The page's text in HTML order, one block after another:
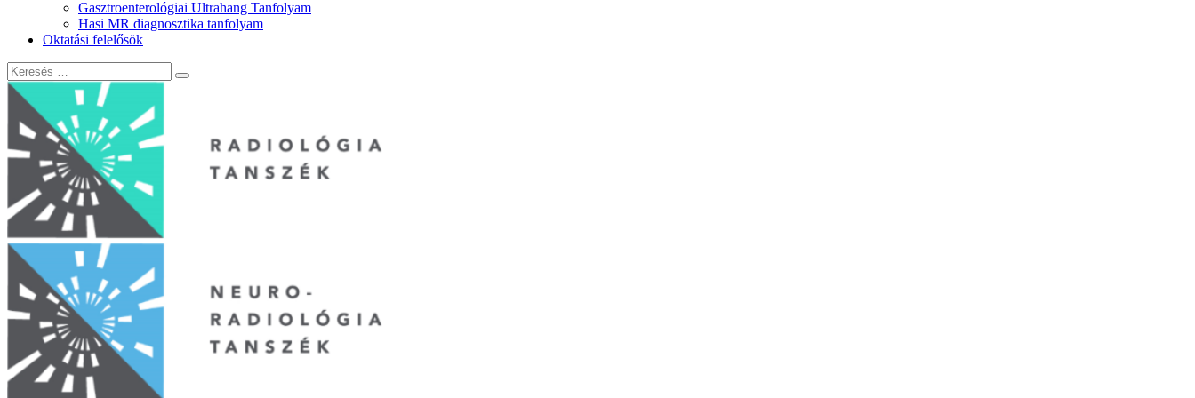
Gasztroenterológiai Ultrahang Tanfolyam
Hasi MR diagnosztika tanfolyam
Oktatási felelősök
Keresés